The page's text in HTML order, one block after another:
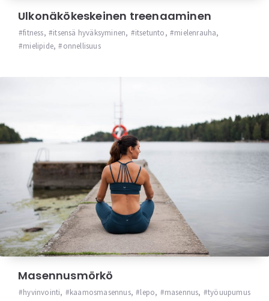
Ulkonäkökeskeinen treenaaminen
fitness, itsensä hyväksyminen, itsetunto, mielenrauha,
mielipide, onnellisuus
Masennusmörkö
hyvinvointi, kaamosmasennus, lepo, masennus,
työuupumus